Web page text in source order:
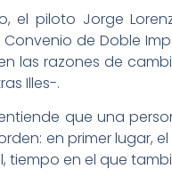
el piloto Jorge
de Doble
las razones de
Illes-.
que una
en primer lugar,
tiempo en el que